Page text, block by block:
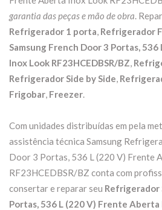
garantia das peças e mão de obra.
Refrigerador 1 porta, Refrigerador
Samsung French Door 3 Portas,
Inox Look RF23HCEDBSR/BZ,
Refrigerador Side by Side,
Frigobar, Freezer.
Com unidades distribuídas em pela
assistência técnica Samsung
Door 3 Portas, 536 L (220 V) Frente
RF23HCEDBSR/BZ conta com
consertar e reparar seu Refrigerador
Portas, 536 L (220 V) Frente Aberta